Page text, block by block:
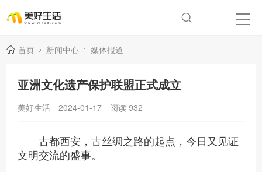
首页 新闻中心 媒体报道
亚洲文化遗产保护联盟正式成立
美好生活 2024-01-17 阅读 932
古都西安，古丝绸之路的起点，今日又见证
文明交流的盛事。